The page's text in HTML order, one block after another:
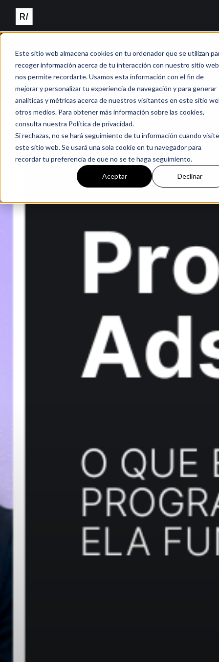
Este sitio web almacena cookies en tu ordenador que se utilizan
recoger información acerca de tu interacción con nuestro sitio
nos permite recordarte. Usamos esta información con el fin de
mejorar y personalizar tu experiencia de navegación y para generar
analíticas y métricas acerca de nuestros visitantes en este sitio
otros medios. Para obtener más información sobre las cookies,
consulta nuestra Política de privacidad.
Si rechazas, no se hará seguimiento de tu información cuando
este sitio web. Se usará una sola cookie en tu navegador para
recordar tu preferencia de que no se te haga seguimiento.
Aceptar Declinar